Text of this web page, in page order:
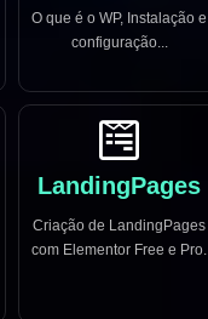
O que é o WP, Instalação e
configuração...
LandingPages
Criação de LandingPages
com Elementor Free e Pro.